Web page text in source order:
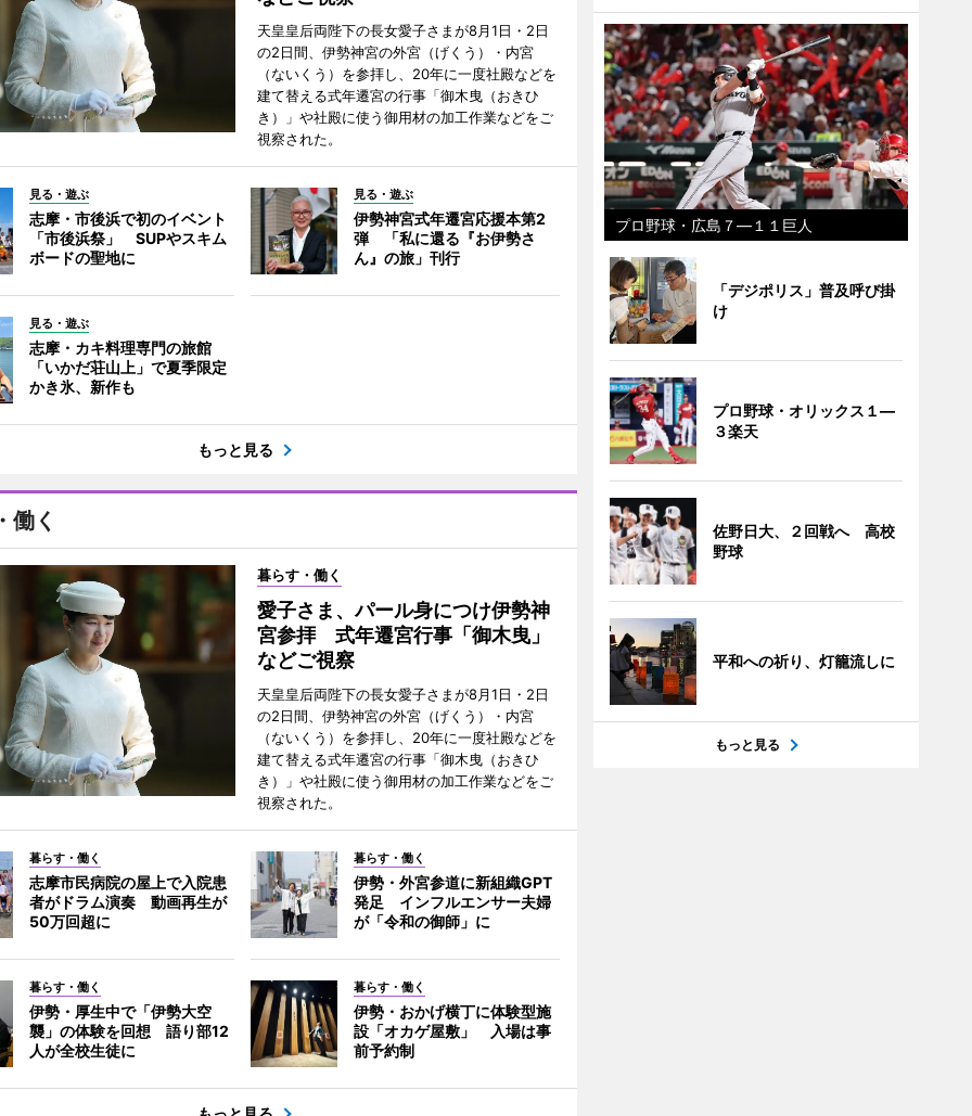
天皇皇后両陛下の長女愛子さまが8月1日・2日
の2日間、伊勢神宮の外宮（げくう）・内宮
（ないくう）を参拝し、20年に一度社殿などを
建て替える式年遷宮の行事「御木曳（おきひ
き）」や社殿に使う御用材の加工作業などをご
視察された。
見る・遊ぶ
志摩・市後浜で初のイベント
「市後浜祭」 SUPやスキム
ボードの聖地に
見る・遊ぶ
伊勢神宮式年遷宮応援本第2
弾 「私に還る『お伊勢さ
ん』の旅」刊行
見る・遊ぶ
志摩・カキ料理専門の旅館
「いかだ荘山上」で夏季限定
かき氷、新作も
もっと見る
働く
暮らす・働く
愛子さま、パール身につけ伊勢神
宮参拝 式年遷宮行事「御木曳」
などご視察
天皇皇后両陛下の長女愛子さまが8月1日・2日
の2日間、伊勢神宮の外宮（げくう）・内宮
（ないくう）を参拝し、20年に一度社殿などを
建て替える式年遷宮の行事「御木曳（おきひ
き）」や社殿に使う御用材の加工作業などをご
視察された。
暮らす・働く
志摩市民病院の屋上で入院患
者がドラム演奏 動画再生が
50万回超に
暮らす・働く
伊勢・外宮参道に新組織GPT
発足 インフルエンサー夫婦
が「令和の御師」に
暮らす・働く
伊勢・厚生中で「伊勢大空
襲」の体験を回想 語り部12
人が全校生徒に
暮らす・働く
伊勢・おかげ横丁に体験型施
設「オカゲ屋敷」 入場は事
前予約制
プロ野球・広島７―１１巨人
「デジポリス」普及呼び掛
け
プロ野球・オリックス１―
３楽天
佐野日大、２回戦へ 高校
野球
平和への祈り、灯籠流しに
もっと見る